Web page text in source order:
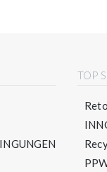
TOP